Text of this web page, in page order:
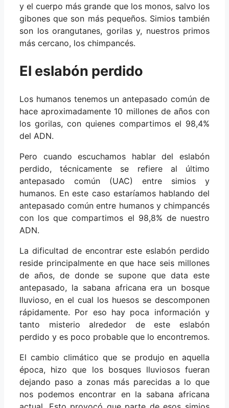
y el cuerpo más grande que los monos, salvo los
gibones que son más pequeños. Simios también
son los orangutanes, gorilas y, nuestros primos
más cercano, los chimpancés.
El eslabón perdido
Los humanos tenemos un antepasado común de
hace aproximadamente 10 millones de años con
los gorilas, con quienes compartimos el 98,4%
del ADN.
Pero cuando escuchamos hablar del eslabón
perdido, técnicamente se refiere al último
antepasado común (UAC) entre simios y
humanos. En este caso estaríamos hablando del
antepasado común entre humanos y chimpancés
con los que compartimos el 98,8% de nuestro
ADN.
La dificultad de encontrar este eslabón perdido
reside principalmente en que hace seis millones
de años, de donde se supone que data este
antepasado, la sabana africana era un bosque
lluvioso, en el cual los huesos se descomponen
rápidamente. Por eso hay poca información y
tanto misterio alrededor de este eslabón
perdido y es poco probable que lo encontremos.
El cambio climático que se produjo en aquella
época, hizo que los bosques lluviosos fueran
dejando paso a zonas más parecidas a lo que
nos podemos encontrar en la sabana africana